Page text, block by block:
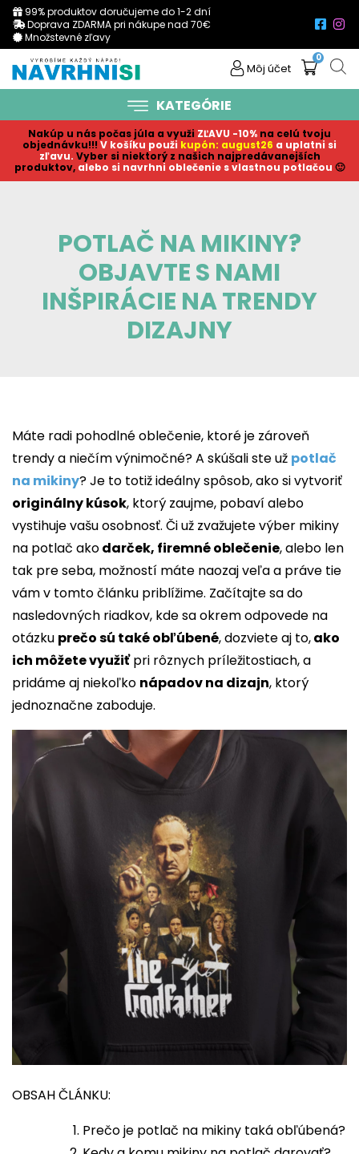
99% produktov doručujeme do 1-2 dní
Doprava ZDARMA pri nákupe nad 70€
Množstevné zľavy
Môj účet
0
KATEGÓRIE
Nakúp u nás počas júla a využi ZĽAVU -10% na celú tvoju
objednávku!!! V košíku použi kupón: august26 a uplatni si
zľavu. Vyber si niektorý z našich najpredávanejších
produktov, alebo si navrhni oblečenie s vlastnou potlačou 🙂
POTLAČ NA MIKINY?
OBJAVTE S NAMI
INŠPIRÁCIE NA TRENDY
DIZAJNY
Máte radi pohodlné oblečenie, ktoré je zároveň
trendy a niečím výnimočné? A skúšali ste už potlač
na mikiny? Je to totiž ideálny spôsob, ako si vytvoriť
originálny kúsok, ktorý zaujme, pobaví alebo
vystihuje vašu osobnosť. Či už zvažujete výber mikiny
na potlač akodarček, firemné oblečenie, alebo len
tak pre seba, možností máte naozaj veľa a práve tie
vám v tomto článku priblížime. Začítajte sa do
nasledovných riadkov, kde sa okrem odpovede na
otázku prečo sú také obľúbené, dozviete aj to,ako
ich môžete využiťpri rôznych príležitostiach, a
pridáme aj niekoľko nápadov na dizajn, ktorý
jednoznačne zaboduje.
OBSAH ČLÁNKU:
Prečo je potlač na mikiny taká obľúbená?